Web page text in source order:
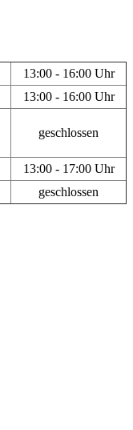
13:00 - 16:00 Uhr
13:00 - 16:00 Uhr
geschlossen
13:00 - 17:00 Uhr
geschlossen